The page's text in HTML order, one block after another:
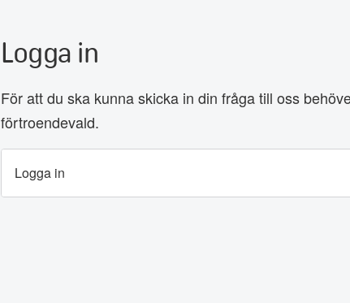
Logga in
För att du ska kunna skicka in din fråga till oss
förtroendevald.
Logga in